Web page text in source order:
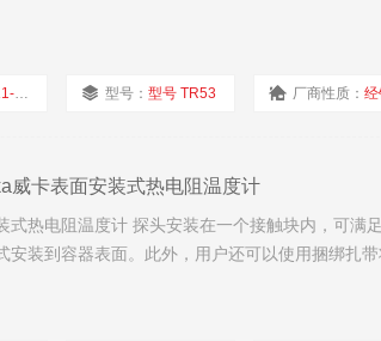
型号：型号 TR53 厂商性质：
威卡表面安装式热电阻温度计
式热电阻温度计 探头安装在一个接触块内，可满
安装到容器表面。此外，用户还可以使用捆绑扎